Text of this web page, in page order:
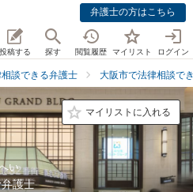
弁護士の方はこちら
投稿する 探す 閲覧履歴 マイリスト ログイン
談できる弁護士 大阪市で法律相談で
マイリストに入れる
い
弁護士